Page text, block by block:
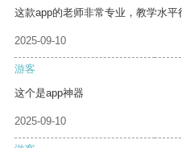
这款app的老师非常专业，教学水平
2025-09-10
游客
这个是app神器
2025-09-10